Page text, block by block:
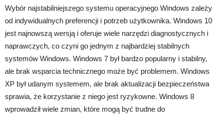
Wybór najstabilniejszego systemu operacyjnego Windows zależy
od indywidualnych preferencji i potrzeb użytkownika. Windows 10
jest najnowszą wersją i oferuje wiele narzędzi diagnostycznych i
naprawczych, co czyni go jednym z najbardziej stabilnych
systemów Windows. Windows 7 był bardzo popularny i stabilny,
ale brak wsparcia technicznego może być problemem. Windows
XP był udanym systemem, ale brak aktualizacji bezpieczeństwa
sprawia, że korzystanie z niego jest ryzykowne. Windows 8
wprowadził wiele zmian, które mogą być trudne do